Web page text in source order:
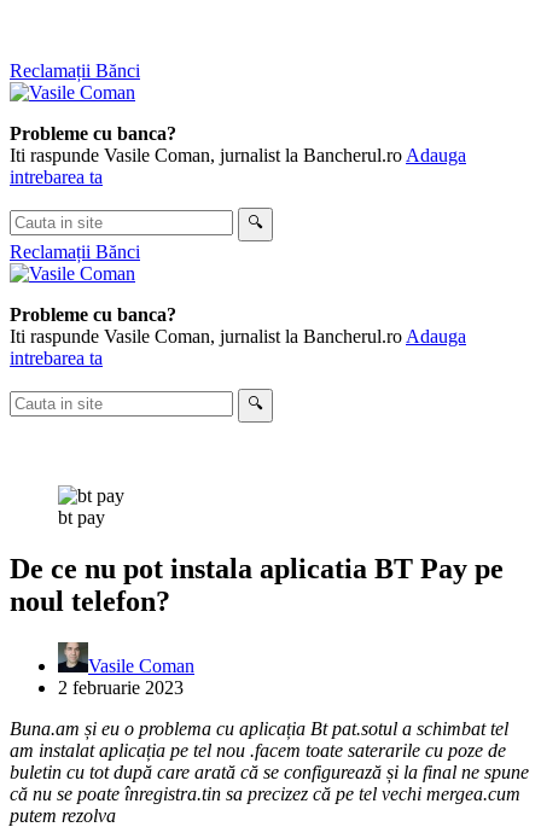
Sari
la
Reclamații Bănci
Probleme cu banca?
Iti raspunde Vasile Coman, jurnalist la Bancherul.ro Adauga
intrebarea ta
Cauta
in
site
🔍
Reclamații Bănci
Probleme cu banca?
Iti raspunde Vasile Coman, jurnalist la Bancherul.ro Adauga
intrebarea ta
Cauta
in
🔍
bt pay
De ce nu pot instala aplicatia BT Pay pe
noul telefon?
Vasile Coman
2 februarie 2023
Buna.am și eu o problema cu aplicația Bt pat.sotul a schimbat tel
am instalat aplicația pe tel nou .facem toate saterarile cu poze de
buletin cu tot după care arată că se configurează și la final ne spune
că nu se poate înregistra.tin sa precizez că pe tel vechi mergea.cum
putem rezolva